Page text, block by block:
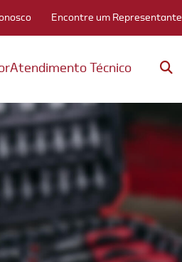
Encontre um Representante
Atendimento Técnico